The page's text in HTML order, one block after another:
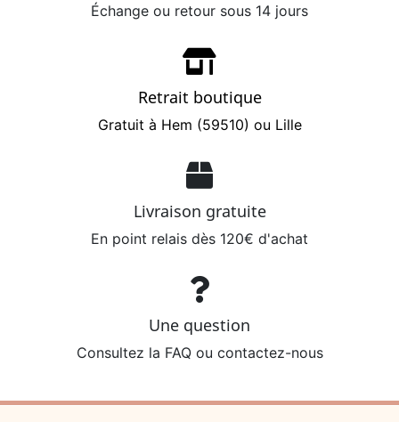
Échange ou retour sous 14 jours
Retrait boutique
Gratuit à Hem (59510) ou Lille
Livraison gratuite
En point relais dès 120€ d'achat
Une question
Consultez la FAQ ou contactez-nous